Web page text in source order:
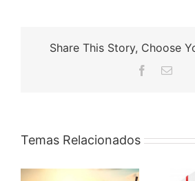
Share This Story, Choose
Facebook
Temas Relacionados